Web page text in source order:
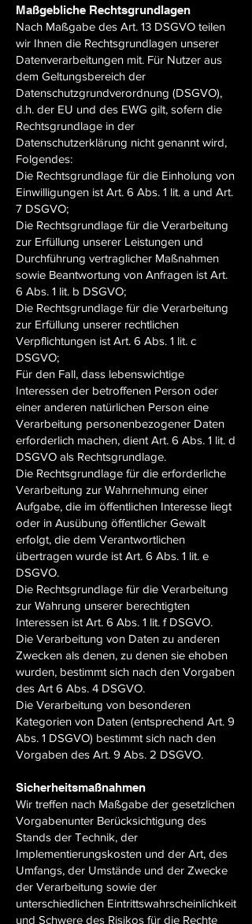
Maßgebliche Rechtsgrundlagen
Nach Maßgabe des Art. 13 DSGVO teilen
wir Ihnen die Rechtsgrundlagen unserer
Datenverarbeitungen mit. Für Nutzer aus
dem Geltungsbereich der
Datenschutzgrundverordnung (DSGVO),
d.h. der EU und des EWG gilt, sofern die
Rechtsgrundlage in der
Datenschutzerklärung nicht genannt wird,
Folgendes:
Die Rechtsgrundlage für die Einholung von
Einwilligungen ist Art. 6 Abs. 1 lit. a und Art.
7 DSGVO;
Die Rechtsgrundlage für die Verarbeitung
zur Erfüllung unserer Leistungen und
Durchführung vertraglicher Maßnahmen
sowie Beantwortung von Anfragen ist Art.
6 Abs. 1 lit. b DSGVO;
Die Rechtsgrundlage für die Verarbeitung
zur Erfüllung unserer rechtlichen
Verpflichtungen ist Art. 6 Abs. 1 lit. c
DSGVO;
Für den Fall, dass lebenswichtige
Interessen der betroffenen Person oder
einer anderen natürlichen Person eine
Verarbeitung personenbezogener Daten
erforderlich machen, dient Art. 6 Abs. 1 lit. d
DSGVO als Rechtsgrundlage.
Die Rechtsgrundlage für die erforderliche
Verarbeitung zur Wahrnehmung einer
Aufgabe, die im öffentlichen Interesse liegt
oder in Ausübung öffentlicher Gewalt
erfolgt, die dem Verantwortlichen
übertragen wurde ist Art. 6 Abs. 1 lit. e
DSGVO.
Die Rechtsgrundlage für die Verarbeitung
zur Wahrung unserer berechtigten
Interessen ist Art. 6 Abs. 1 lit. f DSGVO.
Die Verarbeitung von Daten zu anderen
Zwecken als denen, zu denen sie ehoben
wurden, bestimmt sich nach den Vorgaben
des Art 6 Abs. 4 DSGVO.
Die Verarbeitung von besonderen
Kategorien von Daten (entsprechend Art. 9
Abs. 1 DSGVO) bestimmt sich nach den
Vorgaben des Art. 9 Abs. 2 DSGVO.
Sicherheitsmaßnahmen
Wir treffen nach Maßgabe der gesetzlichen
Vorgabenunter Berücksichtigung des
Stands der Technik, der
Implementierungskosten und der Art, des
Umfangs, der Umstände und der Zwecke
der Verarbeitung sowie der
unterschiedlichen Eintrittswahrscheinlichkeit
und Schwere des Risikos für die Rechte